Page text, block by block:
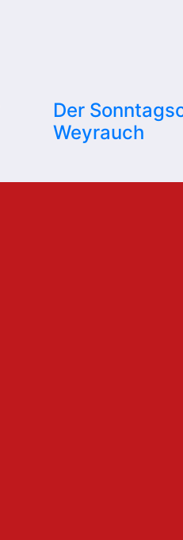
Der
Weyrauch